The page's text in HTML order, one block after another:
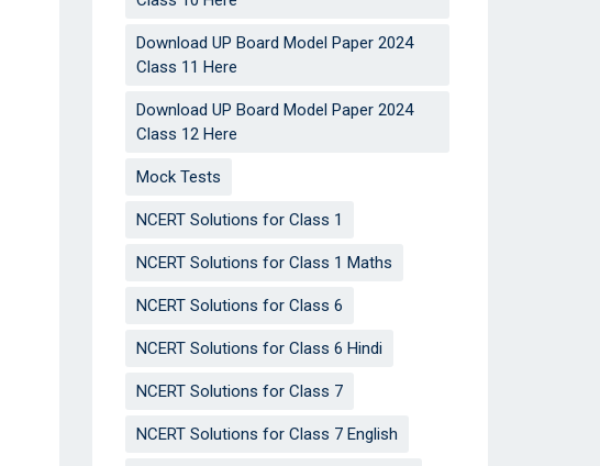
Download UP Board Model Paper 2024
Class 11 Here
Download UP Board Model Paper 2024
Class 12 Here
Mock Tests
NCERT Solutions for Class 1
NCERT Solutions for Class 1 Maths
NCERT Solutions for Class 6
NCERT Solutions for Class 6 Hindi
NCERT Solutions for Class 7
NCERT Solutions for Class 7 English